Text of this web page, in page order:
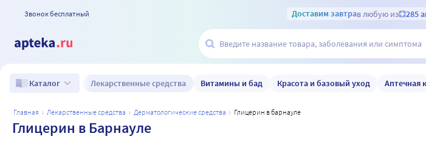
Звонок бесплатный Доставим завтрав любую из 285
Каталог Лекарственные средства Витамины и бад Красота и базовый уход Аптечная
главная лекарственные средства дерматологические средства глицерин в барнауле
Глицерин в Барнауле